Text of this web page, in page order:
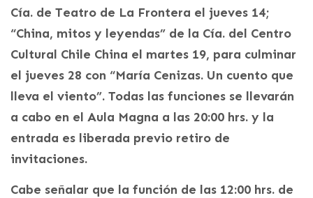
Cía. de Teatro de La Frontera el jueves 14;
“China, mitos y leyendas” de la Cía. del Centro
Cultural Chile China el martes 19, para culminar
el jueves 28 con “María Cenizas. Un cuento que
lleva el viento”. Todas las funciones se llevarán
a cabo en el Aula Magna a las 20:00 hrs. y la
entrada es liberada previo retiro de
invitaciones.
Cabe señalar que la función de las 12:00 hrs. de